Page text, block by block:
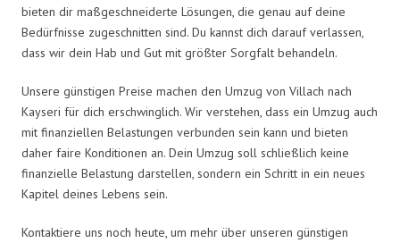
bieten dir maßgeschneiderte Lösungen, die genau auf deine
Bedürfnisse zugeschnitten sind. Du kannst dich darauf verlassen,
dass wir dein Hab und Gut mit größter Sorgfalt behandeln.
Unsere günstigen Preise machen den Umzug von Villach nach
Kayseri für dich erschwinglich. Wir verstehen, dass ein Umzug auch
mit finanziellen Belastungen verbunden sein kann und bieten
daher faire Konditionen an. Dein Umzug soll schließlich keine
finanzielle Belastung darstellen, sondern ein Schritt in ein neues
Kapitel deines Lebens sein.
Kontaktiere uns noch heute, um mehr über unseren günstigen